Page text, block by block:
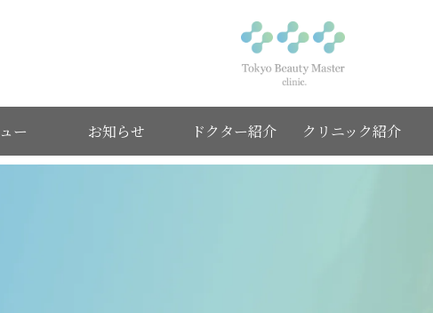
ー お知らせ ドクター紹介 クリニック紹介